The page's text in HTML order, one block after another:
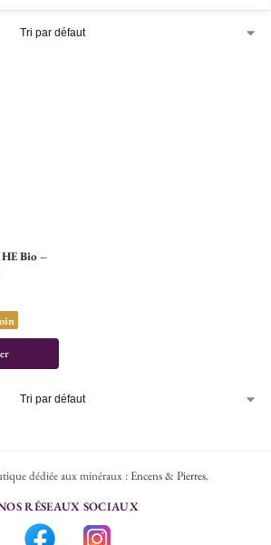
HE Bio –
dédiée aux minéraux :Encens & Pierres.
RÉSEAUX SOCIAUX